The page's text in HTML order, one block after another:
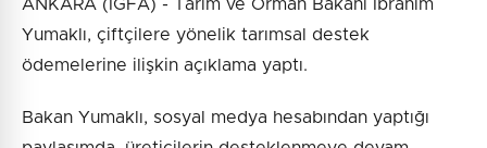
ANKARA (İGFA) - Tarım ve Orman Bakanı İbrahim
Yumaklı, çiftçilere yönelik tarımsal destek
ödemelerine ilişkin açıklama yaptı.
Bakan Yumaklı, sosyal medya hesabından yaptığı